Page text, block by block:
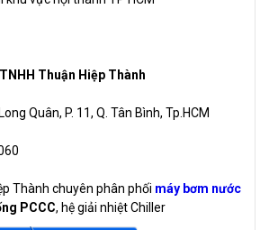
Thuận Hiệp Thành
Quân, P. 11, Q. Tân Bình, Tp.HCM
Thành chuyên phân phối máy bơm nước
PCCC, hệ giải nhiệt Chiller